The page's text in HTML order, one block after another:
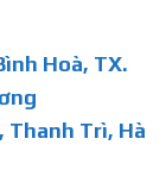
Hoà, TX.
Thanh Trì, Hà